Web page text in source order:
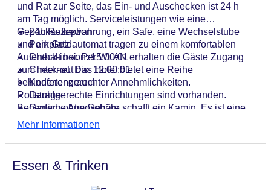
und Rat zur Seite, das Ein- und Auschecken ist 24 h
am Tag möglich. Serviceleistungen wie eine
Gepäckaufbewahrung, ein Safe, eine Wechselstube
und ein Geldautomat tragen zu einem komfortablen
Aufenthalt bei. Per WLAN erhalten die Gäste Zugang
zum Internet. Das Hotel bietet eine Reihe
behindertengerechter Annehmlichkeiten.
Rollstuhlgerechte Einrichtungen sind vorhanden.
Behagliche Atmosphäre schafft ein Kamin. Es ist eine
Reihe von Geschäften vorhanden, die zum Schlendern
Aufenthalt können die Gäste die verschiedenen
Erholungseinrichtungen des Hauses nutzen,
einschließlich des Gartens. Zur weiteren Einrichtung
der Unterbringung zählt ein TV-Raum. Bei einer
24h Rezeption
Parkplatz
Check-in von: 15:00:01
Check-out bis: 12:00:01
Konferenzraum
Garage
Garten: ohne Gebühr
Hoteleröffnung: 2002
WLAN/WiFi im Hotel
Letzte umfassende Renovierung: 2013
Lift
Anzahl der Konferenzräume: 1
Mehr Informationen
Essen & Trinken